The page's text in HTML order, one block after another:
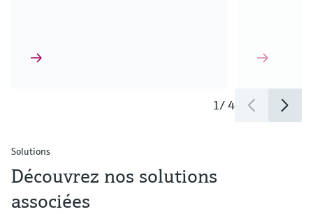
1/4
Solutions
Découvrez nos solutions
associées